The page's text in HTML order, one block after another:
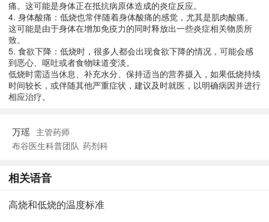
痛。这可能是身体正在抵抗病原体造成的炎症反应。
4. 身体酸痛：低烧也常伴随着身体酸痛的感觉，尤其是肌肉酸痛。
这可能是由于身体在增加免疫力的同时释放出一些炎症相关物质所
致。
5. 食欲下降：低烧时，很多人都会出现食欲下降的情况，可能会感
到恶心、呕吐或者食物味道变淡。
低烧时需适当休息、补充水分、保持适当的营养摄入，如果低烧持续
时间较长，或伴随其他严重症状，建议及时就医，以明确病因并进行
相应治疗。
万瑶 主管药师
布谷医生科普团队 药剂科
相关语音
高烧和低烧的温度标准